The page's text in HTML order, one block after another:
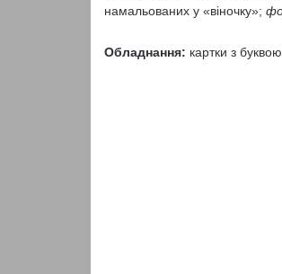
намальованих у «віночку»;
Обладнання: картки з буквою